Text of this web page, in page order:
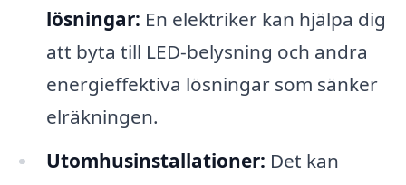
lösningar: En elektriker kan hjälpa dig
att byta till LED-belysning och andra
energieffektiva lösningar som sänker
elräkningen.
Utomhusinstallationer: Det kan